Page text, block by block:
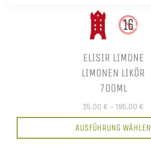
ELISIR LIMONE
LIMONEN LIKÖR
700ML
35,00 € – 195,00 €
AUSFÜHRUNG WÄHLEN